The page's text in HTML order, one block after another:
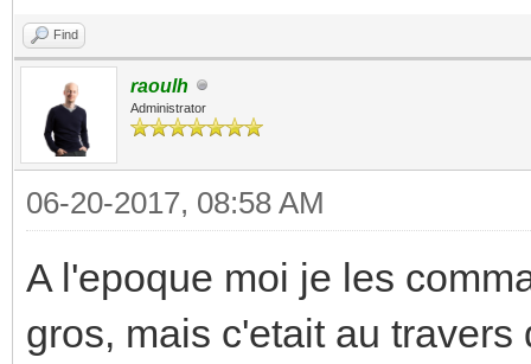
Find
raoulh
Administrator
06-20-2017, 08:58 AM
A l'epoque moi je les
gros, mais c'etait au travers